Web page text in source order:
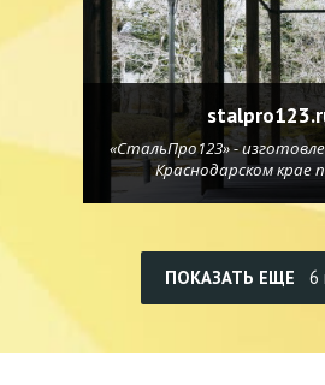
«СтальПро123» -
Краснодарском крае
ПОКАЗАТЬ ЕЩЕ 6